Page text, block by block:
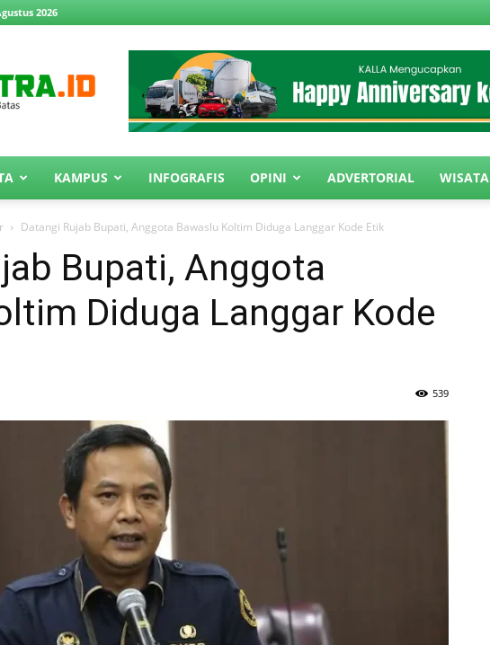
2026
KAMPUS INFOGRAFIS OPINI ADVERTORIAL WISATA
Datangi Rujab Bupati, Anggota Bawaslu Koltim Diduga Langgar Kode Etik
Bupati, Anggota
Diduga Langgar Kode
539